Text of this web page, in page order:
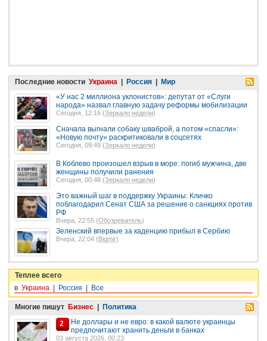
Последние новости Украина Россия
Мир
«У нас 2 миллиона уклонистов»: депутат от «Слуги
народа» назвал главную задачу реформы мобилизации
Сегодня, 12:16 (Зеркало недели)
Сначала выгнали собаку шваброй, а потом «спасли»:
«Новую почту» раскритиковали в соцсетях
Сегодня, 09:49 (Зеркало недели)
В Коблево произошел взрыв в море: погиб мужчина, две
женщины получили ранения
Сегодня, 00:48 (Зеркало недели)
Это важный шаг в поддержку Украины: Кличко
поблагодарил Сенат США за решение о санкциях против
РФ
Вчера, 22:55 (Обозреватель)
Зеленский впервые за каденцию прибыл в Сербию
Вчера, 22:04 (Bigmir)
Теплее всего
в Украина Россия Все
Многие пишут Бизнес
Политика
2
Не доллары и не евро: в какой валюте украинцы
предпочитают хранить деньги в банках
03 августа 2026, 00:23